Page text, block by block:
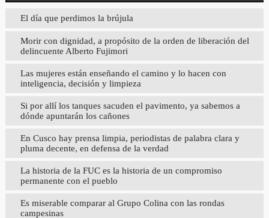
El día que perdimos la brújula
Morir con dignidad, a propósito de la orden de liberación del
delincuente Alberto Fujimori
Las mujeres están enseñando el camino y lo hacen con
inteligencia, decisión y limpieza
Si por allí los tanques sacuden el pavimento, ya sabemos a
dónde apuntarán los cañones
En Cusco hay prensa limpia, periodistas de palabra clara y
pluma decente, en defensa de la verdad
La historia de la FUC es la historia de un compromiso
permanente con el pueblo
Es miserable comparar al Grupo Colina con las rondas
campesinas